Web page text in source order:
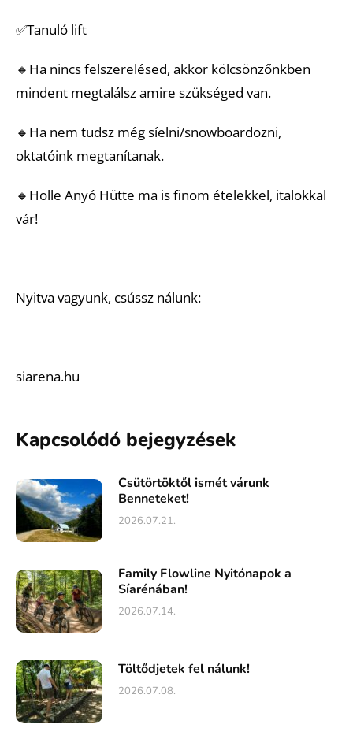
✅Tanuló lift
🔸Ha nincs felszerelésed, akkor kölcsönzőnkben
mindent megtalálsz amire szükséged van.
🔸Ha nem tudsz még síelni/snowboardozni,
oktatóink megtanítanak.
🔸Holle Anyó Hütte ma is finom ételekkel, italokkal
vár!
Nyitva vagyunk, csússz nálunk:
siarena.hu
Kapcsolódó bejegyzések
Csütörtöktől ismét várunk
Benneteket!
2026.07.21.
Family Flowline Nyitónapok a
Síarénában!
2026.07.14.
Töltődjetek fel nálunk!
2026.07.08.